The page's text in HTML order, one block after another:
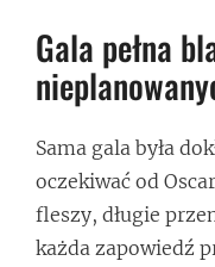
Gala pełna
Sama gala była
oczekiwać od
fleszy, długie
każda zapowiedź